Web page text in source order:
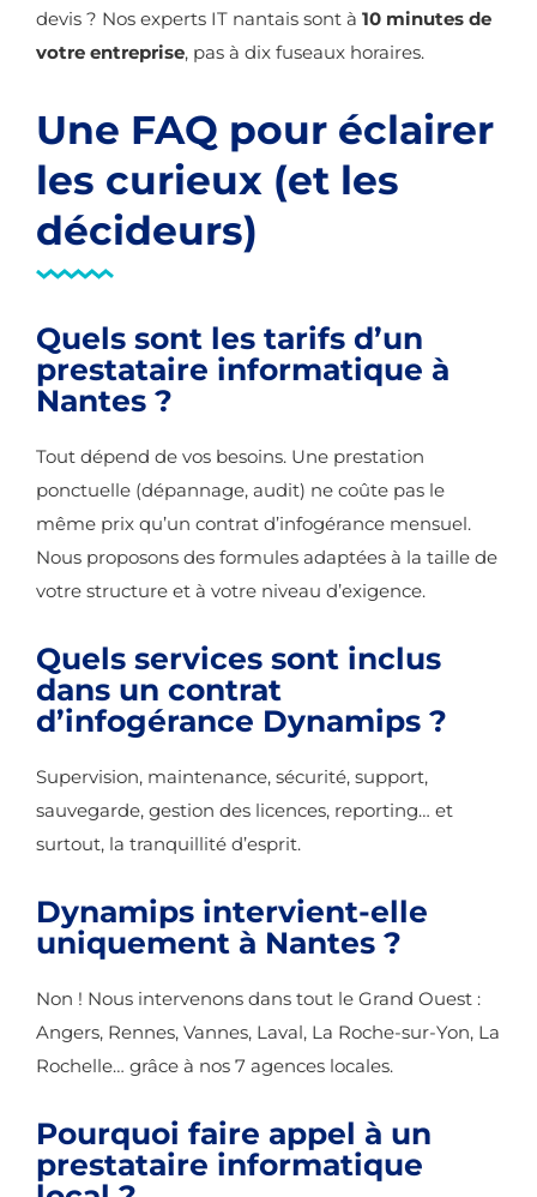
devis ? Nos experts IT nantais sont à 10 minutes de
votre entreprise, pas à dix fuseaux horaires.
Une FAQ pour éclairer
les curieux (et les
décideurs)
Quels sont les tarifs d’un
prestataire informatique à
Nantes ?
Tout dépend de vos besoins. Une prestation
ponctuelle (dépannage, audit) ne coûte pas le
même prix qu’un contrat d’infogérance mensuel.
Nous proposons des formules adaptées à la taille de
votre structure et à votre niveau d’exigence.
Quels services sont inclus
dans un contrat
d’infogérance Dynamips ?
Supervision, maintenance, sécurité, support,
sauvegarde, gestion des licences, reporting… et
surtout, la tranquillité d’esprit.
Dynamips intervient-elle
uniquement à Nantes ?
Non ! Nous intervenons dans tout le Grand Ouest :
Angers, Rennes, Vannes, Laval, La Roche-sur-Yon, La
Rochelle… grâce à nos 7 agences locales.
Pourquoi faire appel à un
prestataire informatique